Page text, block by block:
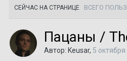
СЕЙЧАС НА СТРАНИЦЕ ВСЕГО
Пацаны /
Автор: Keusar, 5